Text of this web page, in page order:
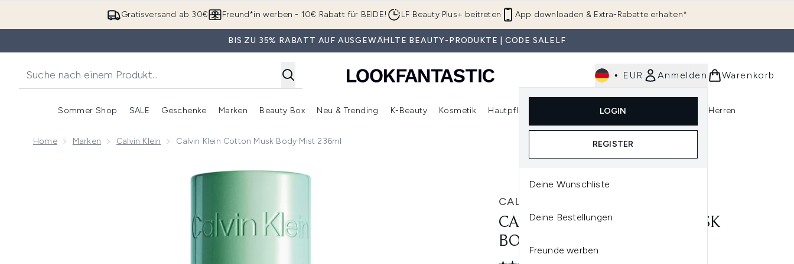
Zum Hauptinhalt springen
Gratisversand ab 30€ App downloaden & Extra-Rabatte erhalten*
Freund*in werben - 10€ Rabatt für BEIDE! LF Beauty Plus+ beitreten
BIS ZU 35% RABATT AUF AUSGEWÄHLTE BEAUTY-PRODUKTE | CODE SALELF
• EUR Anmelden
LOGIN
REGISTER
Deine Wunschliste
Deine Bestellungen
Freunde werben
Warenkorb
Sommer Shop
Untermenü Anmelden (Sommer Shop)
SALE
Untermenü Anmelden (SALE)
Geschenke
Untermenü Anmelden (Geschenke)
Marken
Untermenü Anmelden (Marken)
Beauty Box
Untermenü Anmelden (Beauty Box)
Neu & Trending
Untermenü Anmelden (Neu & Trending)
K-Beauty Kosmetik
Untermenü Anmelden (Kosmetik)
Hautpflege
Untermenü Anmelden (Haarpflege)
Parfum
Untermenü Anmelden (Parfum)
Herren
Home Marken Calvin Klein Calvin Klein Cotton Musk Body Mist 236ml
Now showing image 1 Calvin Klein Cotton Musk Body Mist 236ml
CALVIN KLEIN
CALVIN KLEIN COTTON MUSK
BODY MIST 236ML